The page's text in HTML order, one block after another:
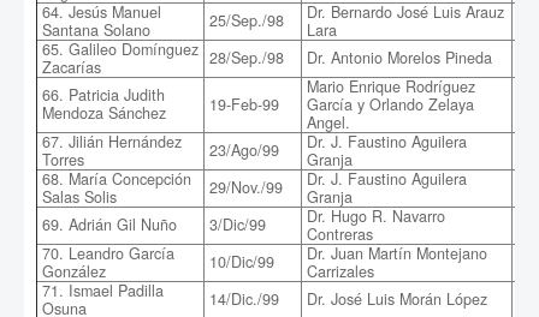
64. Jesús Manuel
Santana Solano
25/Sep./98
Dr. Bernardo José Luis Arauz
Lara
65. Galileo Domínguez
Zacarías
28/Sep./98 Dr. Antonio Morelos Pineda
66. Patricia Judith
Mendoza Sánchez
19-Feb-99
Mario Enrique Rodríguez
García y Orlando Zelaya
Angel.
67. Jilián Hernández
Torres
23/Ago/99
Dr. J. Faustino Aguilera
Granja
68. María Concepción
Salas Solis
29/Nov./99
Dr. J. Faustino Aguilera
Granja
69. Adrián Gil Nuño
3/Dic/99
Dr. Hugo R. Navarro
Contreras
70. Leandro García
González
10/Dic/99
Dr. Juan Martín Montejano
Carrizales
71. Ismael Padilla
Osuna
14/Dic./99 Dr. José Luis Morán López